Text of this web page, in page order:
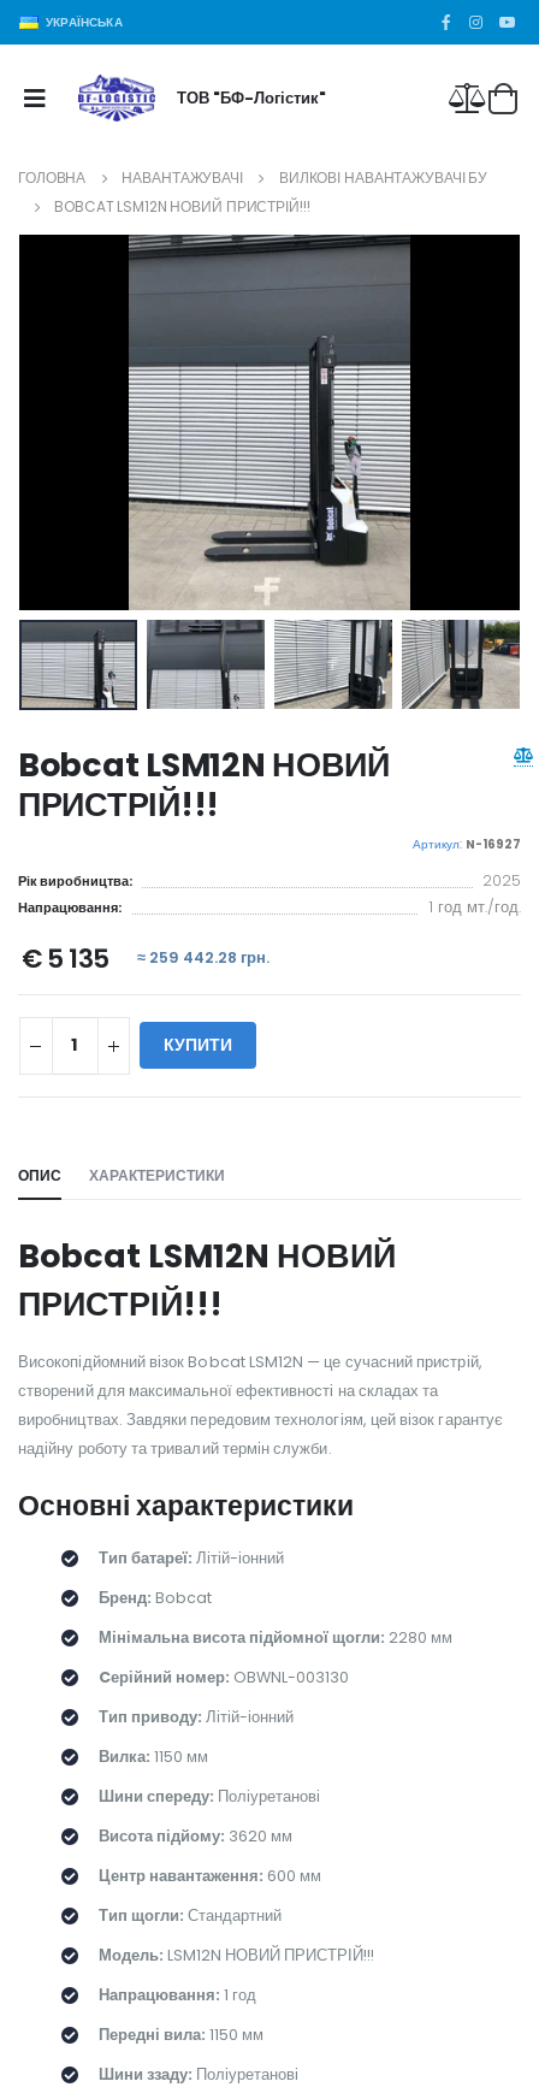
УКРАЇНСЬКА
ТОВ "БФ-Логістик"
ГОЛОВНА НАВАНТАЖУВАЧІ
ВИЛКОВІ НАВАНТАЖУВАЧІ БУ
BOBCAT LSM12N НОВИЙ ПРИСТРІЙ!!!
Bobcat LSM12N НОВИЙ
ПРИСТРІЙ!!!
Артикул: N-16927
Рік виробництва: 2025
Напрацювання: 1 год мт./год.
€ 5 135 ≈ 259 442.28 грн.
КУПИТИ
ОПИС ХАРАКТЕРИСТИКИ
Bobcat LSM12N НОВИЙ
ПРИСТРІЙ!!!
Високопідйомний візок Bobcat LSM12N — це сучасний пристрій,
створений для максимальної ефективності на складах та
виробництвах. Завдяки передовим технологіям, цей візок гарантує
надійну роботу та тривалий термін служби.
Основні характеристики
Тип батареї: Літій-іонний
Бренд: Bobcat
Мінімальна висота підйомної щогли: 2280 мм
Cерійний номер: OBWNL-003130
Тип приводу: Літій-іонний
Вилка: 1150 мм
Шини спереду: Поліуретанові
Висота підйому: 3620 мм
Центр навантаження: 600 мм
Тип щогли: Стандартний
Модель: LSM12N НОВИЙ ПРИСТРІЙ!!!
Напрацювання: 1 год
Передні вила: 1150 мм
Шини ззаду: Поліуретанові